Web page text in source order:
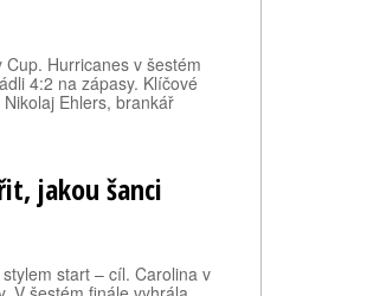
Hurricanes v šestém
4:2 na zápasy. Klíčové
Ehlers, brankář
jakou šanci
start – cíl. Carolina v